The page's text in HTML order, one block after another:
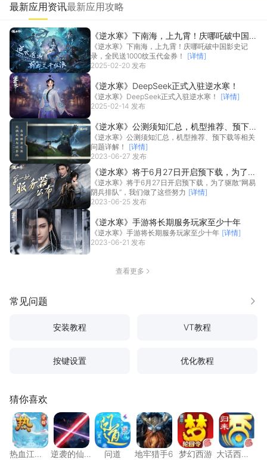
最新应用资讯最新应用攻略
《逆水寒》下南海，上九霄！庆哪吒破中国影
史记录，全民送1000纹玉代金券！
《逆水寒》下南海，上九霄！庆哪吒破中国影史记
录，全民送1000纹玉代金券！
[详情]
2025-02-20 发布
《逆水寒》DeepSeek正式入驻逆水寒！
《逆水寒》DeepSeek正式入驻逆水寒！
[详情]
2025-02-14 发布
《逆水寒》公测须知汇总，机型推荐、预下载
等相关问题详解！
《逆水寒》公测须知汇总，机型推荐、预下载等相关
问题详解！
[详情]
2023-06-27 发布
《逆水寒》将于6月27日开启预下载，为了驱
散“网易阴兵排队”，我们做了这些努力
《逆水寒》将于6月27日开启预下载，为了驱散“网易
阴兵排队”，我们做了这些努力 [详情]
2023-06-25 发布
《逆水寒》手游将长期服务玩家至少十年
《逆水寒》手游将长期服务玩家至少十年 [详情]
2023-06-21 发布
查看更多
常见问题 更多
安装教程 VT教程
按键设置 优化教程
猜你喜欢
热血江湖：觉醒
热血江
逆袭的仙王
逆袭的仙
问道
问道
地牢猎手6
地牢猎手6
梦幻西游
梦幻西游
大话
大话西